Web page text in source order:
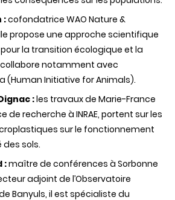
:cofondatrice WAO Nature &
propose une approche scientifique
la transition écologique et la
collabore notamment avec
(Human Initiative for Animals).
:les travaux de Marie-France
de recherche à INRAE, portent sur les
sur le fonctionnement
sols.
:maître de conférences à Sorbonne
adjoint de l’Observatoire
Banyuls, il est spécialiste du